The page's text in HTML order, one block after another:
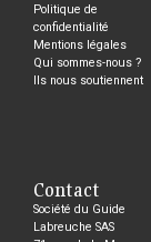
Politique de
confidentialité
Mentions légales
Qui sommes-nous ?
Ils nous soutiennent
Contact
Société du Guide
Labreuche SAS